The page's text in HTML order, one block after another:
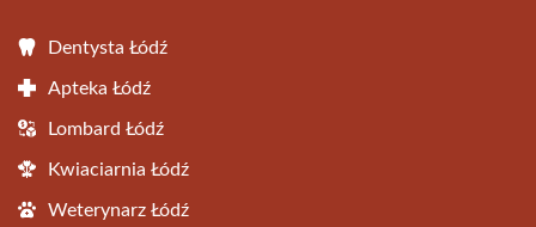
Dentysta Łódź
Apteka Łódź
Lombard Łódź
Kwiaciarnia Łódź
Weterynarz Łódź